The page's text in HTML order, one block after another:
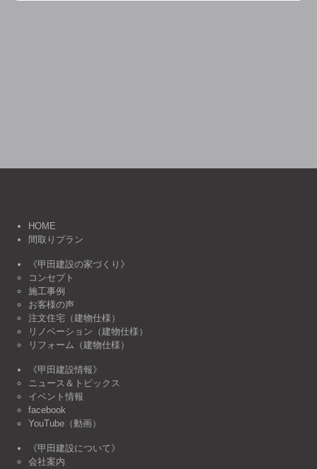
HOME
間取りプラン
《甲田建設の家づくり》
コンセプト
施工事例
お客様の声
注文住宅（建物仕様）
リノベーション（建物仕様）
リフォーム（建物仕様）
《甲田建設情報》
ニュース＆トピックス
イベント情報
facebook
YouTube（動画）
《甲田建設について》
会社案内